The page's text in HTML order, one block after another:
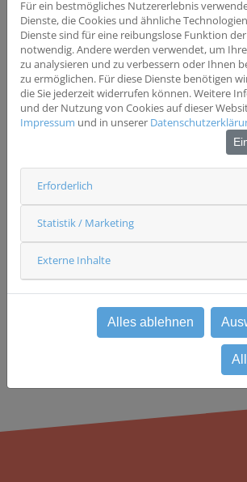
Wesentliche Ausschlusskriterien
Unter 18 Jahren
Status
Studie beendet
Caritas-Krankenhaus St. Josef
Studienzentrale
0941 7823506
uro-studienzentrum(at)csj.de
zurück
Für ein bestmögliches Nutzererlebnis
Dienste, die Cookies und ähnliche
Dienste sind für eine reibungslose Funktion
notwendig. Andere werden verwendet, um
zu analysieren und zu verbessern oder Ihnen
zu ermöglichen. Für diese Dienste benötigen
die Sie jederzeit widerrufen können. Weitere
und der Nutzung von Cookies auf dieser
Impressum und in unserer
Erforderlich
Statistik / Marketing
Externe Inhalte
Alles ablehnen